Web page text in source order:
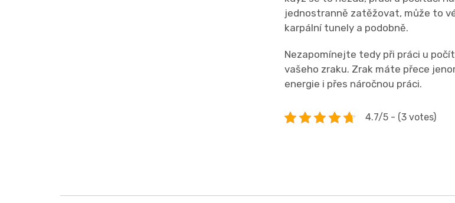
jednostranně zatěžovat, může to
karpální tunely a podobně.
Nezapomínejte tedy při práci u
vašeho zraku. Zrak máte přece
energie i přes náročnou práci.
4.7/5 - (3 votes)